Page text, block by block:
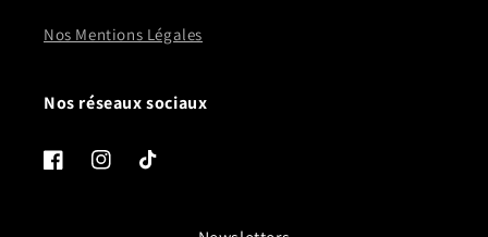
Nos Mentions Légales
Nos réseaux sociaux
FacebookInstagramTikTok